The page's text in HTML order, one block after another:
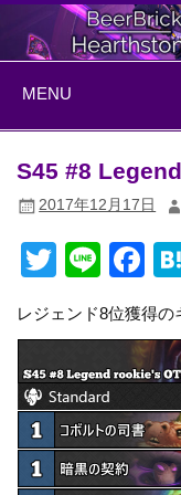
Skip
content
MENU
S45 #8
2017年12月17日
T
tt
er
Li
e
F
c
e
b
o
o
レジェンド8位獲得の